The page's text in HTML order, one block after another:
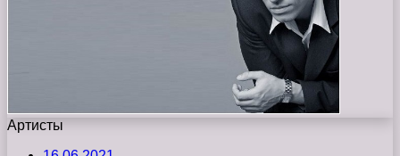
Артисты